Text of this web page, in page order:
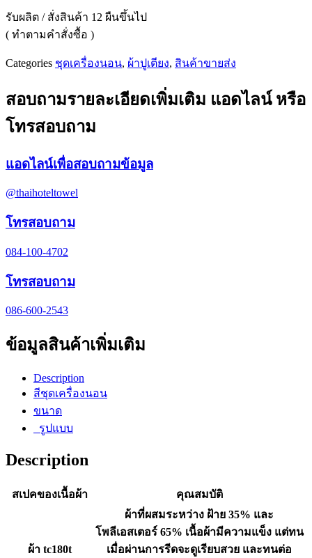
รับผลิต / สั่งสินค้า 12 ผืนขึ้นไป
( ทำตามคำสั่งซื้อ )
Categories ชุดเครื่องนอน, ผ้าปูเตียง, สินค้าขายส่ง
สอบถามรายละเอียดเพิ่มเติม แอดไลน์ หรือ
โทรสอบถาม
แอดไลน์เพื่อสอบถามข้อมูล
@thaihoteltowel
โทรสอบถาม
084-100-4702
โทรสอบถาม
086-600-2543
ข้อมูลสินค้าเพิ่มเติม
Description
สีชุดเครื่องนอน
ขนาด
รูปแบบ
Description
สเปคของเนื้อผ้า คุณสมบัติ
ผ้า tc180t
ผ้าที่ผสมระหว่าง ฝ้าย 35% และ
โพลีเอสเตอร์ 65% เนื้อผ้ามีความแข็ง แต่ทน
เมื่อผ่านการรีดจะดูเรียบสวย และทนต่อ